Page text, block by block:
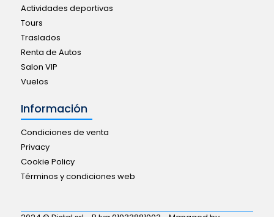
Actividades deportivas
Tours
Traslados
Renta de Autos
Salon VIP
Vuelos
Información
Condiciones de venta
Privacy
Cookie Policy
Términos y condiciones web